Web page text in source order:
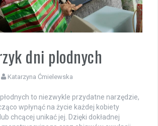
dni plodnych
Katarzyna Ćmielewska
to niezwykle przydatne narzędzie,
wpłynąć na życie każdej kobiety
chcącej unikać jej. Dzięki dokładnej